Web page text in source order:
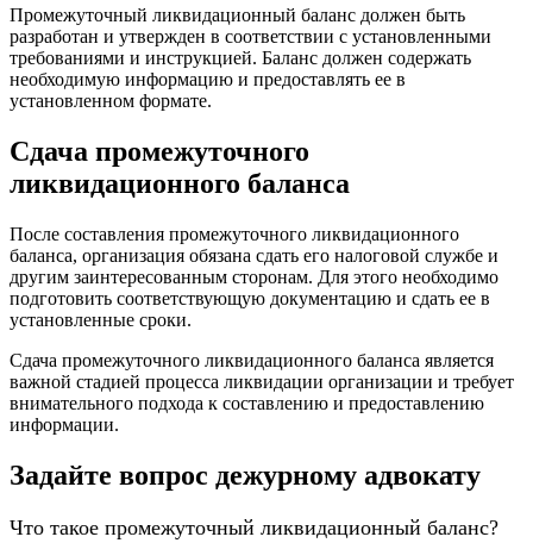
Промежуточный ликвидационный баланс должен быть
разработан и утвержден в соответствии с установленными
требованиями и инструкцией. Баланс должен содержать
необходимую информацию и предоставлять ее в
установленном формате.
Сдача промежуточного
ликвидационного баланса
После составления промежуточного ликвидационного
баланса, организация обязана сдать его налоговой службе и
другим заинтересованным сторонам. Для этого необходимо
подготовить соответствующую документацию и сдать ее в
установленные сроки.
Сдача промежуточного ликвидационного баланса является
важной стадией процесса ликвидации организации и требует
внимательного подхода к составлению и предоставлению
информации.
Задайте вопрос дежурному адвокату
Что такое промежуточный ликвидационный баланс?